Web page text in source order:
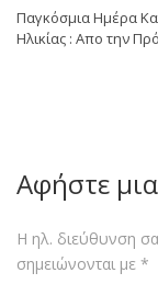
Παγκόσμια Ημέρα
Ηλικίας : Απο την
Αφήστε
Η ηλ. διεύθυνση
σημειώνονται με *